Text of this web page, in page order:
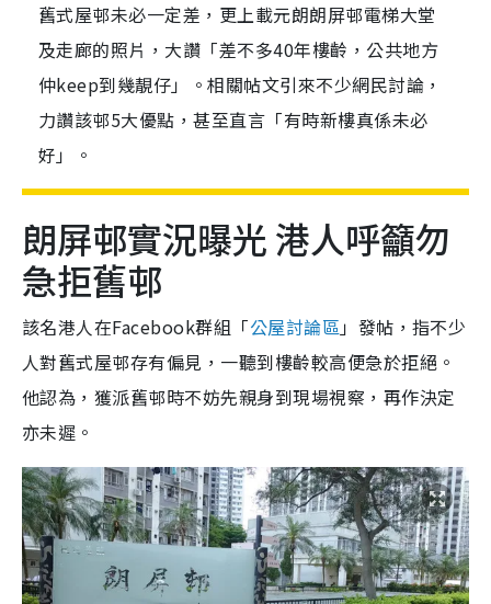
舊式屋邨未必一定差，更上載元朗朗屏邨電梯大堂
及走廊的照片，大讚「差不多40年樓齡，公共地方
仲keep到幾靚仔」。相關帖文引來不少網民討論，
力讚該邨5大優點，甚至直言「有時新樓真係未必
好」。
朗屏邨實況曝光 港人呼籲勿
急拒舊邨
該名港人在Facebook群組「公屋討論區」發帖，指不少
人對舊式屋邨存有偏見，一聽到樓齡較高便急於拒絕。
他認為，獲派舊邨時不妨先親身到現場視察，再作決定
亦未遲。